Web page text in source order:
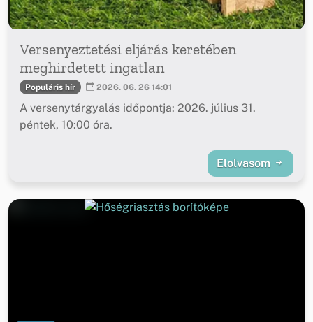
Versenyeztetési eljárás keretében
meghirdetett ingatlan
Populáris hír 2026. 06. 26 14:01
A versenytárgyalás időpontja: 2026. július 31.
péntek, 10:00 óra.
Elolvasom